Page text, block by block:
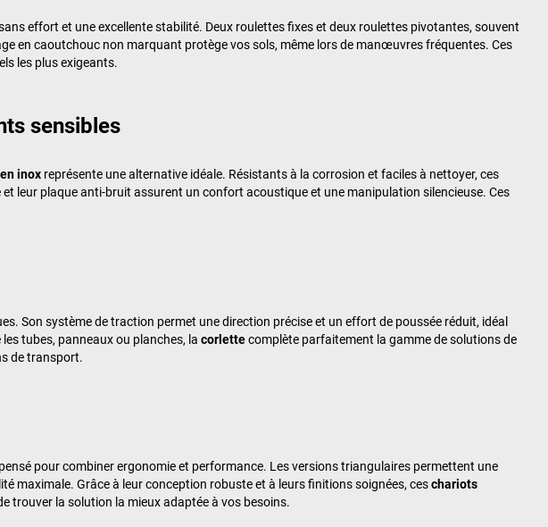
effort et une excellente stabilité. Deux roulettes fixes et deux roulettes pivotantes, souvent
en caoutchouc non marquant protège vos sols, même lors de manœuvres fréquentes. Ces
les plus exigeants.
sensibles
inox représente une alternative idéale. Résistants à la corrosion et faciles à nettoyer, ces
leur plaque anti-bruit assurent un confort acoustique et une manipulation silencieuse. Ces
Son système de traction permet une direction précise et un effort de poussée réduit, idéal
tubes, panneaux ou planches, la corlettecomplète parfaitement la gamme de solutions de
de transport.
pour combiner ergonomie et performance. Les versions triangulaires permettent une
maximale. Grâce à leur conception robuste et à leurs finitions soignées, ceschariots
trouver la solution la mieux adaptée à vos besoins.